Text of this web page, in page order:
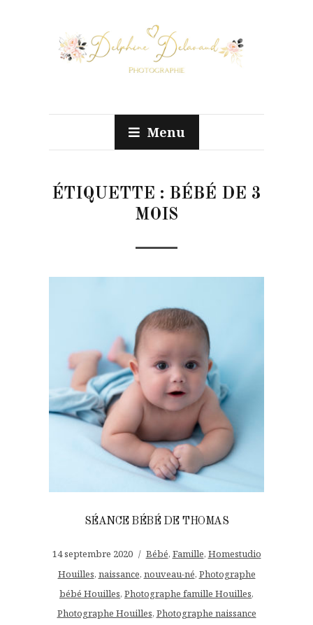
Menu
ÉTIQUETTE : BÉBÉ DE 3
MOIS
SÉANCE BÉBÉ DE THOMAS
14 septembre 2020 Bébé, Famille, Homestudio
Houilles, naissance, nouveau-né, Photographe
bébé Houilles, Photographe famille Houilles,
Photographe Houilles, Photographe naissance